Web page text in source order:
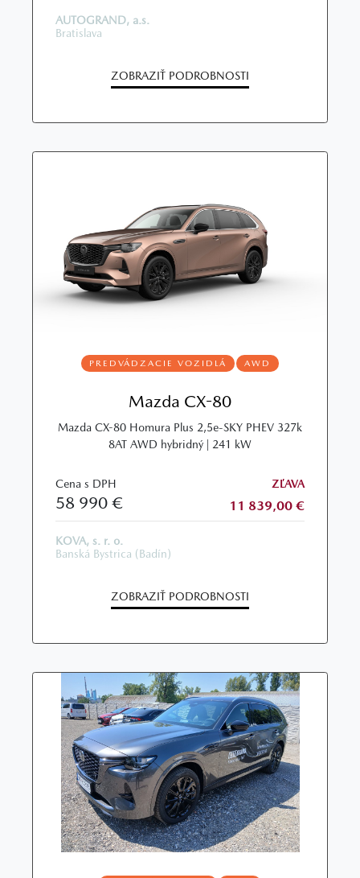
AUTOGRAND, a.s.
Bratislava
ZOBRAZIŤ PODROBNOSTI
PREDVÁDZACIE VOZIDLÁ AWD
Mazda CX-80
Mazda CX-80 Homura Plus 2,5e-SKY PHEV 327k
8AT AWD hybridný | 241 kW
Cena s DPH
58 990 €
ZĽAVA
11 839,00 €
KOVA, s. r. o.
Banská Bystrica (Badín)
ZOBRAZIŤ PODROBNOSTI